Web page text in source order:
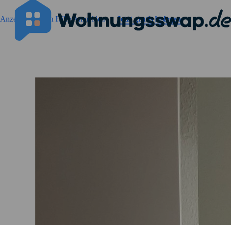
Geh zu der Seiteinhalt
Anzeigen suchen Hilfe Anmelden Jetzt gratis loslegen